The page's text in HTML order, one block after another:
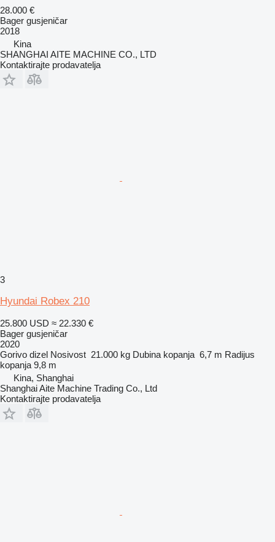
28.000 €
Bager gusjeničar
2018
Kina
SHANGHAI AITE MACHINE CO., LTD
Kontaktirajte prodavatelja
3
Hyundai Robex 210
25.800 USD ≈ 22.330 €
Bager gusjeničar
2020
Gorivo dizel Nosivost 21.000 kg Dubina kopanja 6,7 m Radijus
kopanja 9,8 m
Kina, Shanghai
Shanghai Aite Machine Trading Co., Ltd
Kontaktirajte prodavatelja